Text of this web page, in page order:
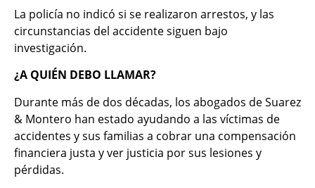
La policía no indicó si se realizaron arrestos, y las
circunstancias del accidente siguen bajo
investigación.
¿A QUIÉN DEBO LLAMAR?
Durante más de dos décadas, los abogados de Suarez
& Montero han estado ayudando a las víctimas de
accidentes y sus familias a cobrar una compensación
financiera justa y ver justicia por sus lesiones y
pérdidas.